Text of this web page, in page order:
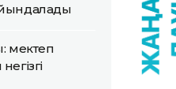
мектеп